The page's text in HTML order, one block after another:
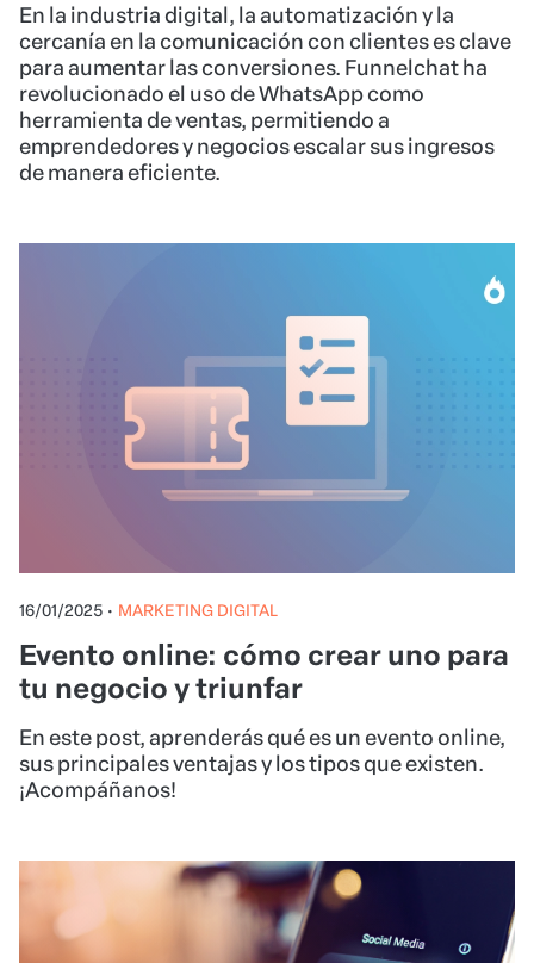
En la industria digital, la automatización y la
cercanía en la comunicación con clientes es clave
para aumentar las conversiones. Funnelchat ha
revolucionado el uso de WhatsApp como
herramienta de ventas, permitiendo a
emprendedores y negocios escalar sus ingresos
de manera eficiente.
16/01/2025 • MARKETING DIGITAL
Evento online: cómo crear uno para
tu negocio y triunfar
En este post, aprenderás qué es un evento online,
sus principales ventajas y los tipos que existen.
¡Acompáñanos!